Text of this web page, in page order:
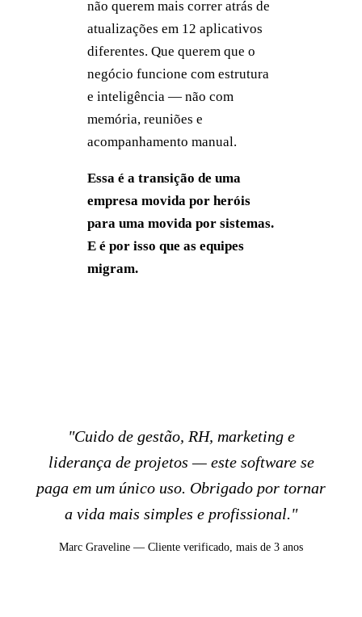
não querem mais correr atrás de
atualizações em 12 aplicativos
diferentes. Que querem que o
negócio funcione com estrutura
e inteligência — não com
memória, reuniões e
acompanhamento manual.
Essa é a transição de uma
empresa movida por heróis
para uma movida por sistemas.
E é por isso que as equipes
migram.
"Cuido de gestão, RH, marketing e
liderança de projetos — este software se
paga em um único uso. Obrigado por tornar
a vida mais simples e profissional."
Marc Graveline — Cliente verificado, mais de 3 anos